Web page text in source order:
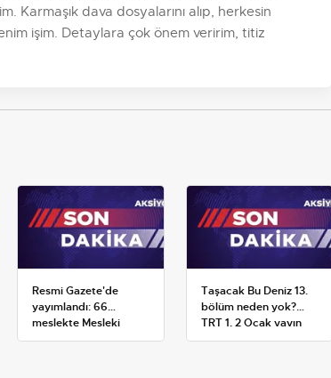
Karmaşık dava dosyalarını alıp, herkesin
işim. Detaylara çok önem veririm, titiz
Resmi Gazete'de
yayımlandı: 66
meslekte Mesleki
Yeterlilik Belgesi
Taşacak Bu Deniz 13.
bölüm neden yok?
TRT 1, 2 Ocak yayın
planını değiştirdi